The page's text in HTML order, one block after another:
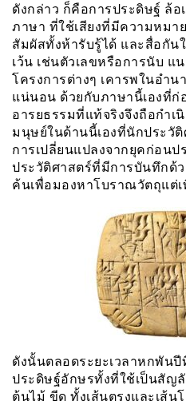
ดังกล่าว ก็คือการประดิษฐ์ ล้อ
ภาษา ที่ใช้เสียงที่มีความหมา
สัมผัสทั้งห้ารับรู้ได้ และสื่อกัน
เว้น เช่นตัวเลขหรือการนับ แ
โครงการต่างๆ เคารพในอำ
แน่นอน ด้วยกับภาษานี้เองที่ก่
อารยธรรมที่แท้จริงจึงถือกำเ
มนุษย์ในด้านนี้เองที่นักประวั
การเปลี่ยนแปลงจากยุคก่อนป
ประวัติศาสตร์ที่มีการบันทึกด้
ค้นเพื่อมองหาโบราณวัตถุแต่เ
ดังนั้นตลอดระยะเวลาหกพัน
ประดิษฐ์อักษรทั้งที่ใช้เป็นสัญ
ต้นไม้ ขีด ทั้งเส้นตรงและเส้น